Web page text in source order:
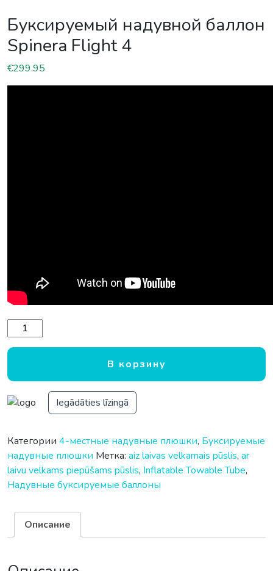
Буксируемый надувной баллон
Spinera Flight 4
€299.95
Количество товара Буксируемый надувной баллон
В корзину
Iegādāties līzingā
Категории 4-местные надувные плюшки, Буксируемые
надувные плюшки Метка: aiz laivas velkamais pūslis, ar
laivu velkams piepūšams pūslis, Inflatable Towable Tube,
Надувные буксируемые баллоны
Описание